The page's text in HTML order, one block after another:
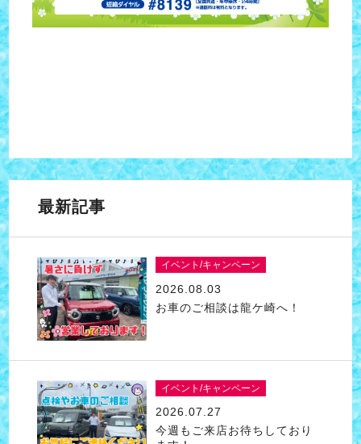
最新記事
イベント/キャンペーン
2026.08.03
お車のご相談は龍ケ崎へ！
イベント/キャンペーン
2026.07.27
今週もご来店お待ちしており